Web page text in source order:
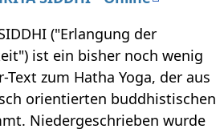
("Erlangung der
ist ein bisher noch wenig
Text zum Hatha Yoga, der aus
orientierten buddhistischen
Niedergeschrieben wurde